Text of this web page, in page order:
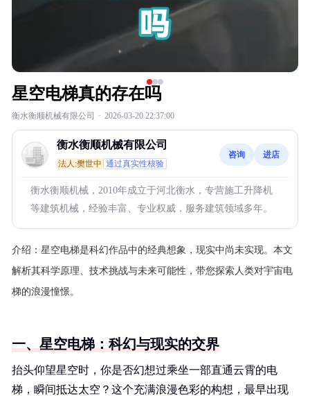
星空电梯真的存在吗
衡水衡顺机械有限公司 · 2026-03-20 22:37:00
衡水衡顺机械有限公司
法人:樊世中 通过真实性核验
咨询 进店
衡水衡顺机械，2010年成立于河北衡水，专营施工升降机
等建筑机械，经验丰富、专业权威，服务建筑领域多年。
介绍： 星空电梯是科幻作品中的经典想象，现实中尚未实现。本文
解析其科学原理、技术挑战与未来可能性，带您探索人类对宇宙电
梯的浪漫憧憬。
一、星空电梯：科幻与现实的交界
抬头仰望星空时，你是否幻想过乘坐一部直通云霄的电
梯，瞬间抵达太空？这个充满浪漫色彩的构想，最早出现